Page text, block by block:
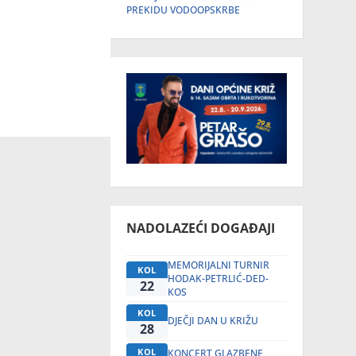
PREKIDU VODOOPSKRBE
NADOLAZEĆI DOGAĐAJI
KOL
22
MEMORIJALNI TURNIR
HODAK-PETRLIĆ-DED-
KOS
KOL
28 DJEČJI DAN U KRIŽU
KOL
KONCERT GLAZBENE